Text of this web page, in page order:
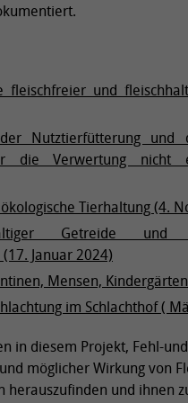
fleischfreier und
Nutztierfütterung und
die Verwertung nicht
Tierhaltung (4.
Getreide und
Januar 2024)
Mensen,
im Schlachthof (
in diesem Projekt, Fehl-
möglicher Wirkung von
herauszufinden und ihnen